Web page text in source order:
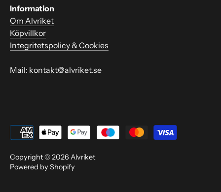
Information
Om Alvriket
Köpvillkor
Integritetspolicy & Cookies
Mail: kontakt@alvriket.se
Copyright © 2026 Alvriket
Powered by Shopify